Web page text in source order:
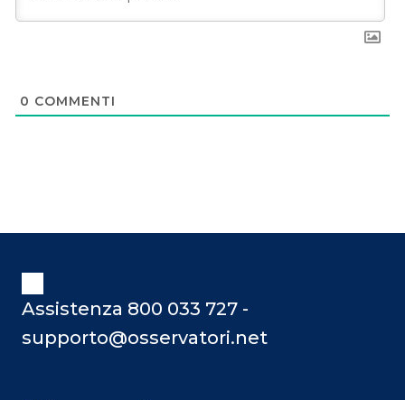
0 COMMENTI
Assistenza 800 033 727 -
supporto@osservatori.net